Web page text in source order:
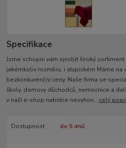
Specifikace
Jsme schopni vám vyrobit široký
jakémkoliv rozměru, i atypickém Máme na
bezkonkurenční ceny. Naše firma se
školy, domovy důchodců, nemocnice a
v naší e-shop nabídce nevyhov... celý
Dostupnost do 5 dnů